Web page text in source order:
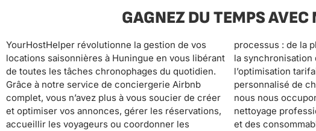
GAGNEZ DU TEMPS
YourHostHelper révolutionne la gestion de vos
locations saisonnières à Huningue en vous libérant
de toutes les tâches chronophages du quotidien.
Grâce à notre service de conciergerie Airbnb
complet, vous n’avez plus à vous soucier de créer
et optimiser vos annonces, gérer les réservations,
accueillir les voyageurs ou coordonner les
processus : de la photographie professionnelle à
la synchronisation des calendriers, en passant par
l’optimisation tarifaire dynamique et le suivi
personnalisé de chaque voyageur. Pendant que
nous nous occupons du check-in/check-out, du
nettoyage professionnel, de la fourniture du linge
et des consommables, ainsi que de la maintenance
personnels ou professionnels. Notre service de
conciergerie 24/7 et notre assistance continue
garantissent une expérience haut de gamme à vos
locataires, générant d’excellents avis qui boostent
vos revenus. Avec YourHostHelper, votre location
saisonnière fonctionne en pilote automatique,
vous offrant sérénité, revenus optimisés et liberté